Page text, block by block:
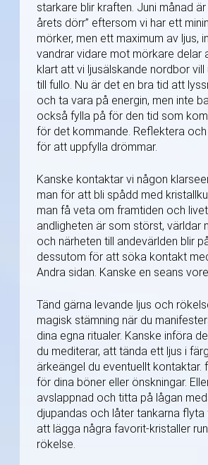
starkare blir kraften. Juni månad
årets dörr” eftersom vi har ett
mörker, men ett maximum av ljus,
vandrar vidare mot mörkare delar
klart att vi ljusälskande nordbor vill
till fullo. Nu är det en bra tid att
och ta vara på energin, men inte
också fylla på för den tid som
för det kommande. Reflektera
för att uppfylla drömmar.
Kanske kontaktar vi någon
man för att bli spådd med
man få veta om framtiden och
andligheten är som störst, världar
och närheten till andevärlden blir
dessutom för att söka kontakt
Andra sidan. Kanske en seans
Tänd gärna levande ljus och
magisk stämning när du
dina egna ritualer. Kanske införa
du mediterar, att tända ett ljus i
ärkeängel du eventuellt kontaktar.
för dina böner eller önskningar.
avslappnad och titta på lågan
djupandas och låter tankarna flyta
att lägga några favorit-kristaller
rökelse.